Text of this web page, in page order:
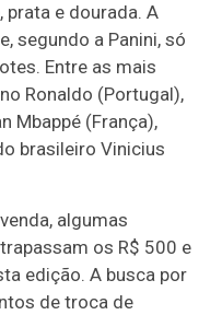
prata e dourada. A
segundo a Panini, só
Entre as mais
Ronaldo (Portugal),
Mbappé (França),
brasileiro Vinicius
algumas
os R$ 500 e
edição. A busca por
de troca de